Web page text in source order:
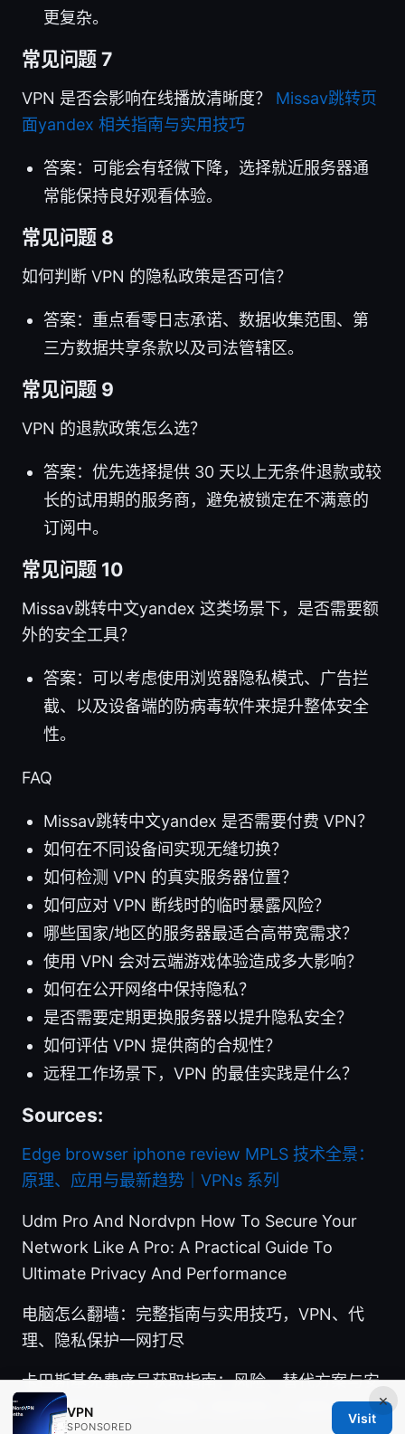
更复杂。
常见问题 7
VPN 是否会影响在线播放清晰度？ Missav跳转页
面yandex 相关指南与实用技巧
答案：可能会有轻微下降，选择就近服务器通
常能保持良好观看体验。
常见问题 8
如何判断 VPN 的隐私政策是否可信？
答案：重点看零日志承诺、数据收集范围、第
三方数据共享条款以及司法管辖区。
常见问题 9
VPN 的退款政策怎么选？
答案：优先选择提供 30 天以上无条件退款或较
长的试用期的服务商，避免被锁定在不满意的
订阅中。
常见问题 10
Missav跳转中文yandex 这类场景下，是否需要额
外的安全工具？
答案：可以考虑使用浏览器隐私模式、广告拦
截、以及设备端的防病毒软件来提升整体安全
性。
FAQ
Missav跳转中文yandex 是否需要付费 VPN？
如何在不同设备间实现无缝切换？
如何检测 VPN 的真实服务器位置？
如何应对 VPN 断线时的临时暴露风险？
哪些国家/地区的服务器最适合高带宽需求？
使用 VPN 会对云端游戏体验造成多大影响？
如何在公开网络中保持隐私？
是否需要定期更换服务器以提升隐私安全？
如何评估 VPN 提供商的合规性？
远程工作场景下，VPN 的最佳实践是什么？
Sources:
Edge browser iphone review MPLS 技术全景：
原理、应用与最新趋势｜VPNs 系列
Udm Pro And Nordvpn How To Secure Your
Network Like A Pro: A Practical Guide To
Ultimate Privacy And Performance
电脑怎么翻墙：完整指南与实用技巧，VPN、代
理、隐私保护一网打尽
卡巴斯基免费序号获取指南：风险、替代方案与安
全使用建议 2025 完整版 深度评测 与 使用方法 与×
VPN
SPONSORED
Visit